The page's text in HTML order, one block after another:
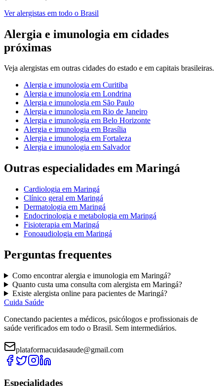
Veralergistas em todo o Brasil
Alergia e imunologia em cidades
próximas
Veja alergistas em outras cidades do estado e em capitais brasileiras.
Alergia e imunologia em Curitiba
Alergia e imunologia em Londrina
Alergia e imunologia em São Paulo
Alergia e imunologia em Rio de Janeiro
Alergia e imunologia em Belo Horizonte
Alergia e imunologia em Brasília
Alergia e imunologia em Fortaleza
Alergia e imunologia em Salvador
Outras especialidades em Maringá
Cardiologia em Maringá
Clínico geral em Maringá
Dermatologia em Maringá
Endocrinologia e metabologia em Maringá
Fisioterapia em Maringá
Fonoaudiologia em Maringá
Perguntas frequentes
Como encontraralergia e imunologia em Maringá?
Quanto custa uma consulta com alergista em Maringá?
Existe alergista online para pacientes de Maringá?
Cuida Saúde
Conectando pacientes a médicos, psicólogos e profissionais de
saúde verificados em todo o Brasil. Sem intermediários.
plataformacuidasaude@gmail.com
Especialidades